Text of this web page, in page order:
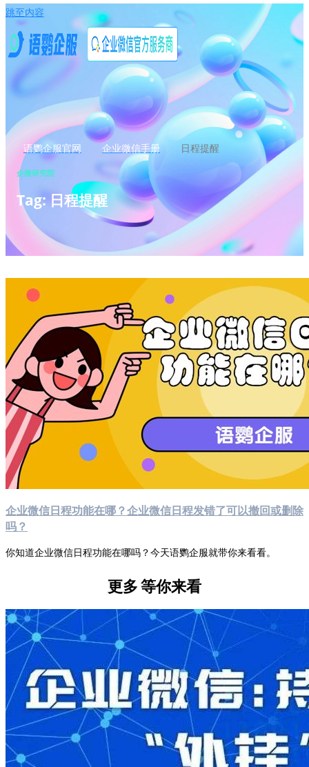
跳至内容
语鹦企服官网 企业微信手册 日程提醒
企微研究院
Tag: 日程提醒
企业微信日程功能在哪？企业微信日程发错了可以撤回或删除
吗？
你知道企业微信日程功能在哪吗？今天语鹦企服就带你来看看。
更多等你来看